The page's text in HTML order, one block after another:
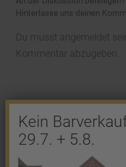
Hinterlasse uns deinen
Du musst angemeldet
Kommentar abzugeben.
Shop
Kein
29.7. + 5.8.